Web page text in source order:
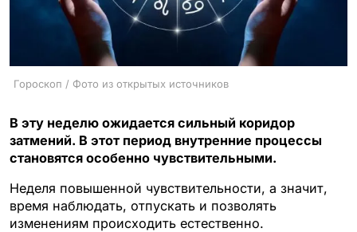
Гороскоп / Фото из открытых источников
В эту неделю ожидается сильный коридор
затмений. В этот период внутренние процессы
становятся особенно чувствительными.
Неделя повышенной чувствительности, а значит,
время наблюдать, отпускать и позволять
изменениям происходить естественно.